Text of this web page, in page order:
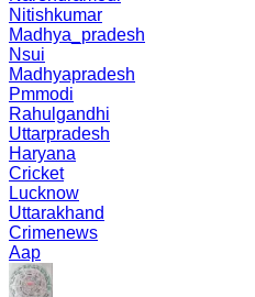
Nitishkumar
Madhya_pradesh
Nsui
Madhyapradesh
Pmmodi
Rahulgandhi
Uttarpradesh
Haryana
Cricket
Lucknow
Uttarakhand
Crimenews
Aap